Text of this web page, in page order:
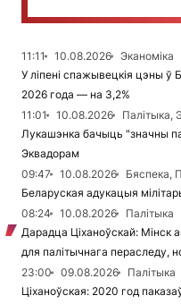
11:11 10.08.2026
Эканоміка
У ліпені спажывецкія цэны ў
2026 года — на 3,2%
11:01
10.08.2026
Палітыка,
Лукашэнка бачыць "значны
Эквадорам
09:47
10.08.2026
Бяспека,
Беларуская адукацыя
08:24
10.08.2026
Палітыка
Дарадца Ціханоўскай: Мінск
для палітычнага пераследу,
23:00
09.08.2026
Палітыка
Ціханоўская: 2020 год